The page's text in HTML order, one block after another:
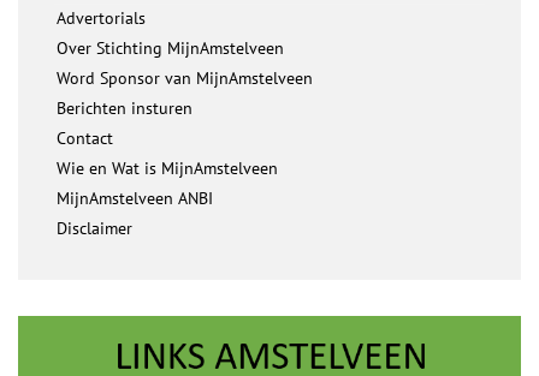
Advertorials
Over Stichting MijnAmstelveen
Word Sponsor van MijnAmstelveen
Berichten insturen
Contact
Wie en Wat is MijnAmstelveen
MijnAmstelveen ANBI
Disclaimer